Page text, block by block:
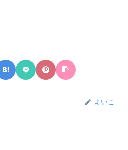
よいこ